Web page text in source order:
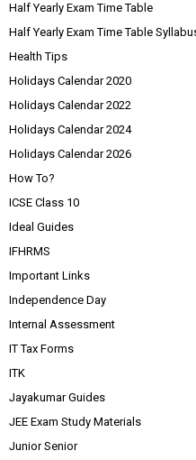
Half Yearly Exam Time Table
Half Yearly Exam Time Table
Health Tips
Holidays Calendar 2020
Holidays Calendar 2022
Holidays Calendar 2024
Holidays Calendar 2026
How To?
ICSE Class 10
Ideal Guides
IFHRMS
Important Links
Independence Day
Internal Assessment
IT Tax Forms
ITK
Jayakumar Guides
JEE Exam Study Materials
Junior Senior